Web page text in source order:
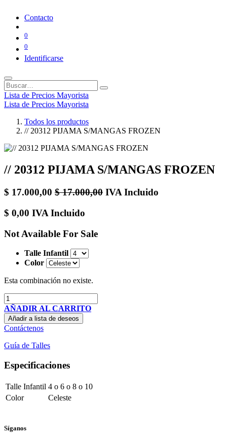
Contacto
0
0
Identificarse
Lista de Precios Mayorista
Lista de Precios Mayorista
Todos los productos
// 20312 PIJAMA S/MANGAS FROZEN
// 20312 PIJAMA S/MANGAS FROZEN
$ 17.000,00 $17.000,00 IVA Incluido
$ 0,00 IVA Incluido
Not Available For Sale
Talle Infantil
Color
Esta combinación no existe.
AÑADIR AL CARRITO
Añadir a lista de deseos
Contáctenos
Guía de Talles
Especificaciones
Talle Infantil 4 o 6 o 8 o 10
Color
Celeste
Síganos